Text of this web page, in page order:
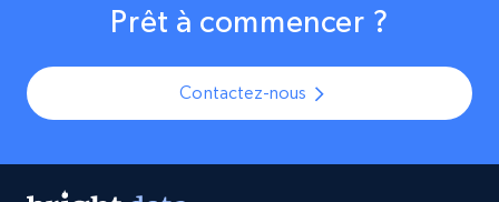
Prêt à commencer ?
Contactez-nous